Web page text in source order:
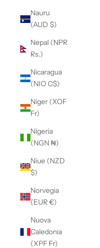
Nauru
(AUD $)
Nepal (NPR
Rs.)
Nicaragua
(NIO C$)
Niger (XOF
Fr)
Nigeria
(NGN ₦)
Niue (NZD
$)
Norvegia
(EUR €)
Nuova
Caledonia
(XPF Fr)